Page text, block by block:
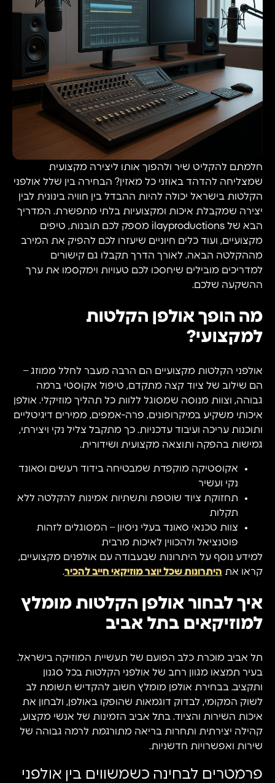
חלמתם להקליט שיר ולהפוך אותו ליצירה מקצועית
שמצליחה להדהד באוזני כל מאזין? הבחירה בין שלל אולפני
הקלטות בישראל יכולה להיות ההבדל בין חוויה בינונית לבין
יצירה שמקבלת איכות ומקצועיות בלתי מתפשרת. המדריך
הבא של ilayproductions מספק לכם תובנות, טיפים
מקצועיים, ועוד כלים חיוניים שיעזרו לכם להפיק את המירב
מההקלטה הבאה. לאורך הדרך תקבלו גם קישורים
למדריכים מובילים שיחסכו לכם טעויות וימקסמו את ערך
ההשקעה שלכם.
מה הופך אולפן הקלטות
למקצועי?
אולפני הקלטות מקצועיים הם הרבה מעבר לחלל ממוזג –
הם שילוב של ציוד קצה מתקדם, טיפול אקוסטי ברמה
גבוהה, וצוות מנוסה שמסוגל ללוות כל תהליך מוזיקלי. אולפן
איכותי משקיע במיקרופונים, פרה-אמפים, ממירים דיגיטליים
ותוכנות עריכה ועיבוד עדכניות. כך מתקבל צליל נקי ויצירתי,
גמישות בהפקה ותוצאה מקצועית ושידורית.
אקוסטיקה מוקפדת שמבטיחה בידוד רעשים וסאונד
נקי ועשיר
תחזוקת ציוד שוטפת ותשתיות אמינות להקלטה ללא
תקלות
צוות טכנאי סאונד בעלי ניסיון – המסוגלים לזהות
פוטנציאל ולהכווין לאיכות מרבית
למידע נוסף על היתרונות שבעבודה עם אולפנים מקצועיים,
קראו את היתרונות שכל יוצר מוזיקאי חייב להכיר.
איך לבחור אולפן הקלטות מומלץ
למוזיקאים בתל אביב
תל אביב מוכרת כלב הפועם של תעשיית המוזיקה בישראל.
בעיר תמצאו מגוון רחב של אולפני הקלטות בכל סגנון
ותקציב. בבחירת אולפן מומלץ חשוב להקדיש תשומת לב
לשוק המקומי, לבדוק דוגמאות שהופקו באולפן, ולבחון את
איכות השירות והציוד. בתל אביב הזמינות של אנשי מקצוע,
קהילה יצירתית ותחרות בריאה מתורגמת לרמה גבוהה של
שירות ואפשרויות חדשניות.
פרמטרים לבחינה כשמשווים בין אולפני